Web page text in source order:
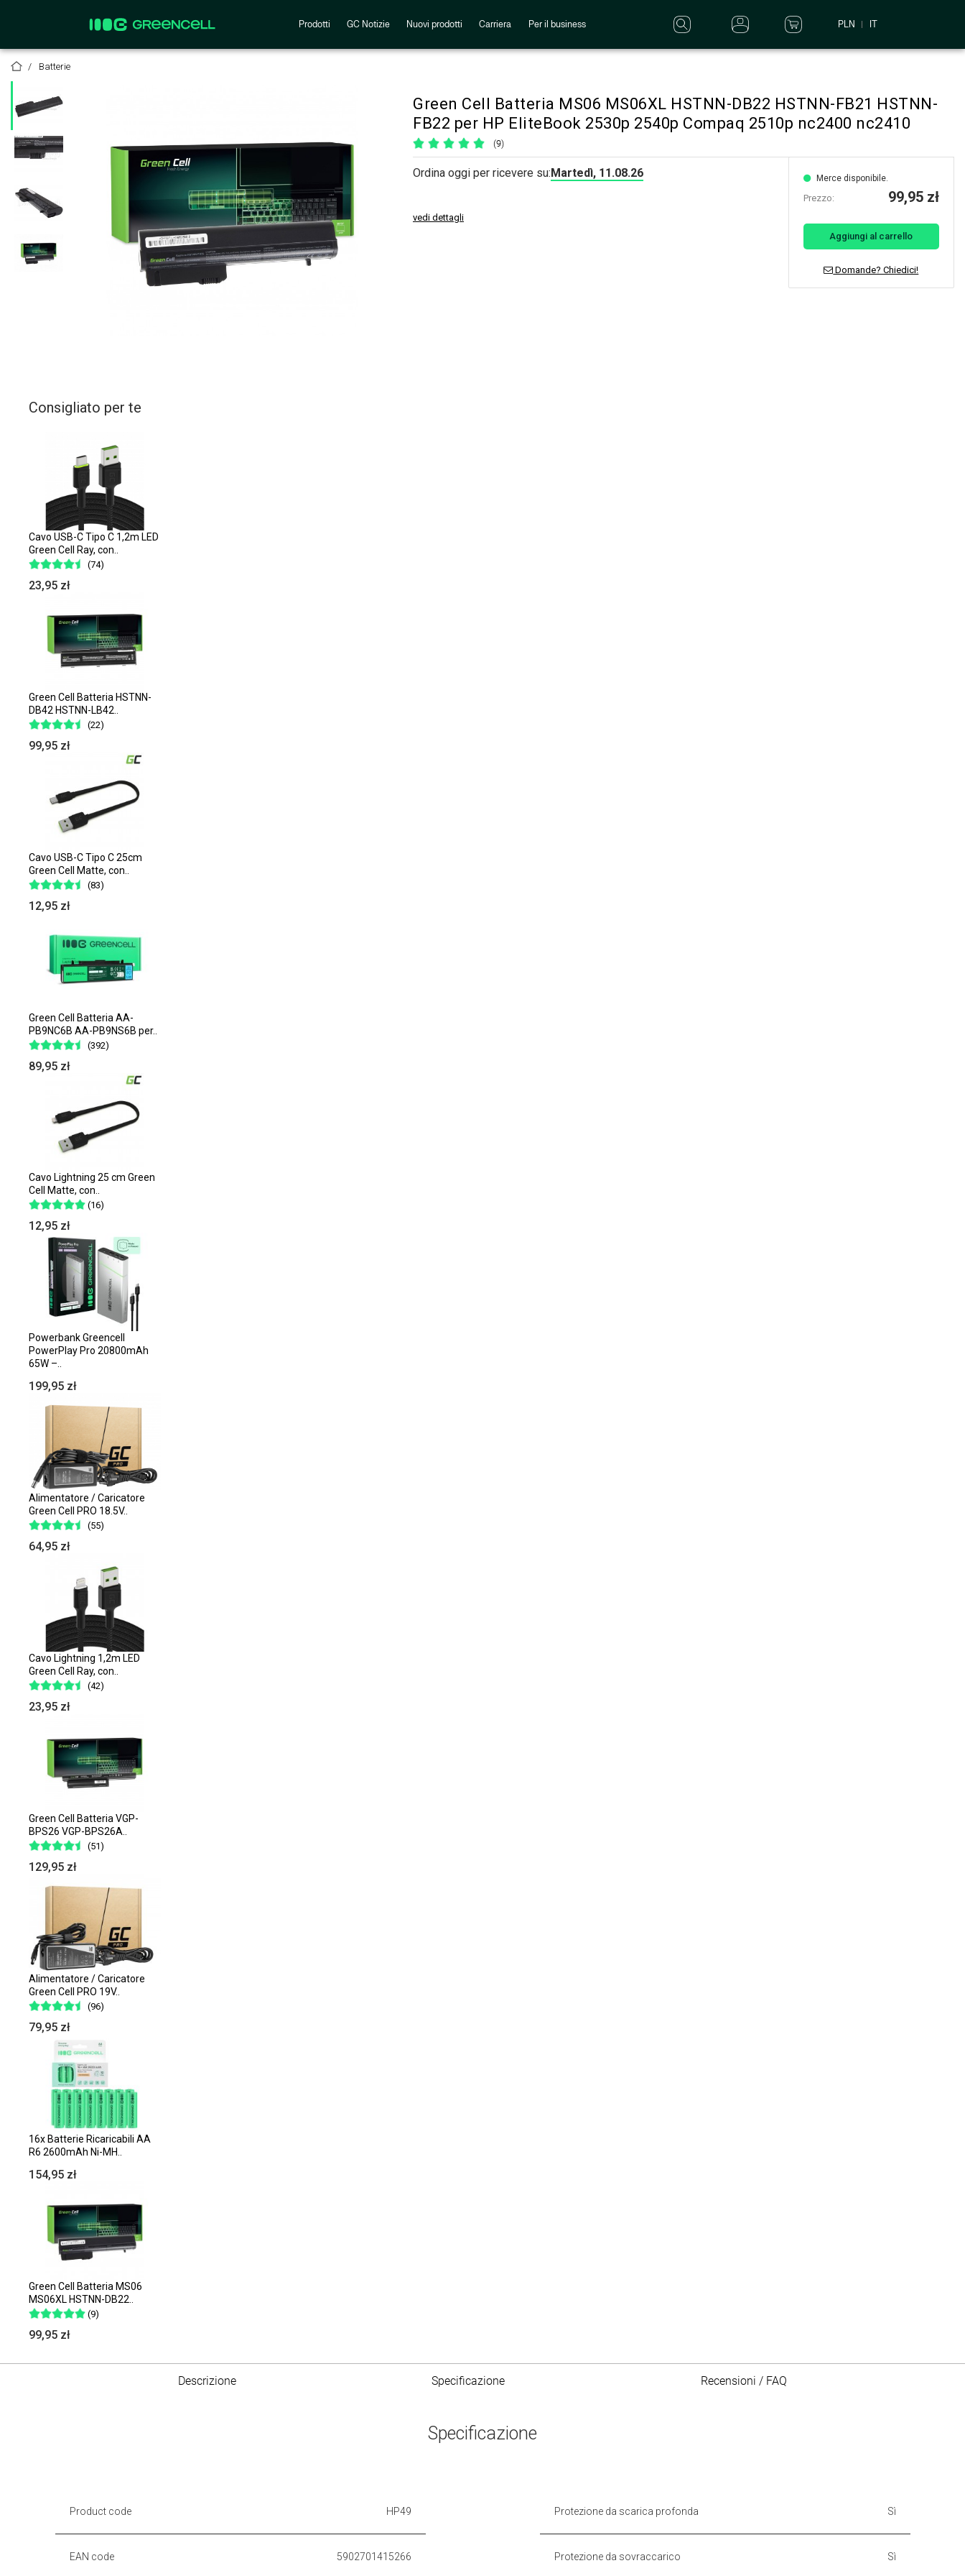
Prodotti GC Notizie Nuovi prodotti Carriera Per il business PLN IT
Batterie
Green Cell Batteria MS06 MS06XL HSTNN-DB22 HSTNN-FB21 HSTNN-
FB22 per HP EliteBook 2530p 2540p Compaq 2510p nc2400 nc2410
(9)
Ordina oggi per ricevere su:Martedì, 11.08.26
vedi dettagli
Merce disponibile.
Prezzo: 99,95 zł
Aggiungi al carrello
Domande? Chiedici!
Consigliato per te
Cavo USB-C Tipo C 1,2m LED
Green Cell Ray, con..
(74)
23,95 zł
Green Cell Batteria HSTNN-
DB42 HSTNN-LB42..
(22)
99,95 zł
Cavo USB-C Tipo C 25cm
Green Cell Matte, con..
(83)
12,95 zł
Green Cell Batteria AA-
PB9NC6B AA-PB9NS6B per..
(392)
89,95 zł
Cavo Lightning 25 cm Green
Cell Matte, con..
(16)
12,95 zł
Powerbank Greencell
PowerPlay Pro 20800mAh
65W –..
199,95 zł
Alimentatore / Caricatore
Green Cell PRO 18.5V..
(55)
64,95 zł
Cavo Lightning 1,2m LED
Green Cell Ray, con..
(42)
23,95 zł
Green Cell Batteria VGP-
BPS26 VGP-BPS26A..
(51)
129,95 zł
Alimentatore / Caricatore
Green Cell PRO 19V..
(96)
79,95 zł
16x Batterie Ricaricabili AA
R6 2600mAh Ni-MH..
154,95 zł
Green Cell Batteria MS06
MS06XL HSTNN-DB22..
(9)
99,95 zł
Descrizione Specificazione Recensioni / FAQ
Specificazione
Product code HP49
EAN code 5902701415266
Protezione da scarica profonda Sì
Protezione da sovraccarico Sì